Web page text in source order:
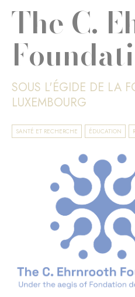
The C.
SOUS L'ÉGIDE DE LA
LUXEMBOURG
SANTÉ ET RECHERCHE ÉDUCATION